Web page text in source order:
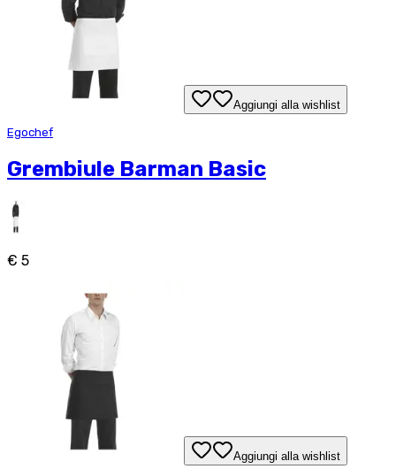
Aggiungi alla wishlist
Egochef
Grembiule Barman Basic
€ 5
Aggiungi alla wishlist